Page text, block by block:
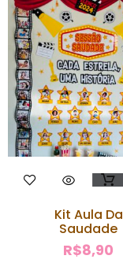
Kit Aula Da
Saudade
R$8,90